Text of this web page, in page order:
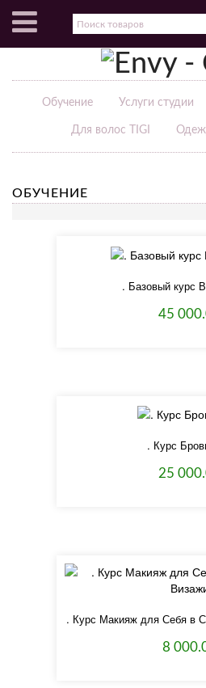
Обучение Услуги студии
Для волос TIGI
ОБУЧЕНИЕ
. Базовый курс
45
. Курс
25
. Курс Макияж для Себя в
8